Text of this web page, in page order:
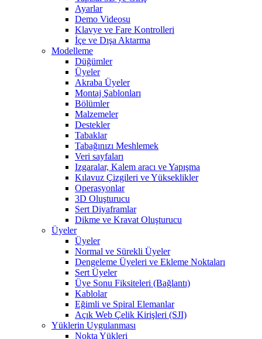
Ayarlar
Demo Videosu
Klavye ve Fare Kontrolleri
İçe ve Dışa Aktarma
Modelleme
Düğümler
Üyeler
Akraba Üyeler
Montaj Şablonları
Bölümler
Malzemeler
Destekler
Tabaklar
Tabağınızı Meshlemek
Veri sayfaları
Izgaralar, Kalem aracı ve Yapışma
Kılavuz Çizgileri ve Yükseklikler
Operasyonlar
3D Oluşturucu
Sert Diyaframlar
Dikme ve Kravat Oluşturucu
Üyeler
Üyeler
Normal ve Sürekli Üyeler
Dengeleme Üyeleri ve Ekleme Noktaları
Sert Üyeler
Üye Sonu Fiksiteleri (Bağlantı)
Kablolar
Eğimli ve Spiral Elemanlar
Açık Web Çelik Kirişleri (SJI)
Yüklerin Uygulanması
Nokta Yükleri